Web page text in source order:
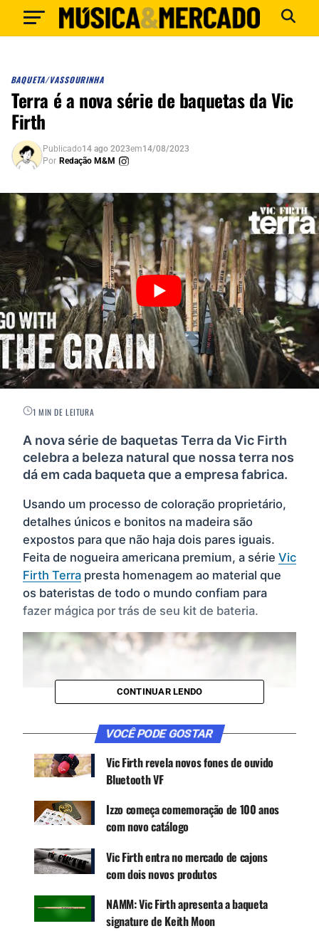
BAQUETA/VASSOURINHA
Terra é a nova série de baquetas da Vic
Firth
Publicado14 ago 2023em14/08/2023
Por Redação M&M
1 MIN DE LEITURA
A nova série de baquetas Terra da Vic Firth
celebra a beleza natural que nossa terra nos
dá em cada baqueta que a empresa fabrica.
Usando um processo de coloração proprietário,
detalhes únicos e bonitos na madeira são
expostos para que não haja dois pares iguais.
Feita de nogueira americana premium, a série Vic
Firth Terra presta homenagem ao material que
os bateristas de todo o mundo confiam para
fazer mágica por trás de seu kit de bateria.
CONTINUAR LENDO
VOCÊ PODE GOSTAR
Vic Firth revela novos fones de ouvido
Bluetooth VF
Izzo começa comemoração de 100 anos
com novo catálogo
Vic Firth entra no mercado de cajons
com dois novos produtos
NAMM: Vic Firth apresenta a baqueta
signature de Keith Moon